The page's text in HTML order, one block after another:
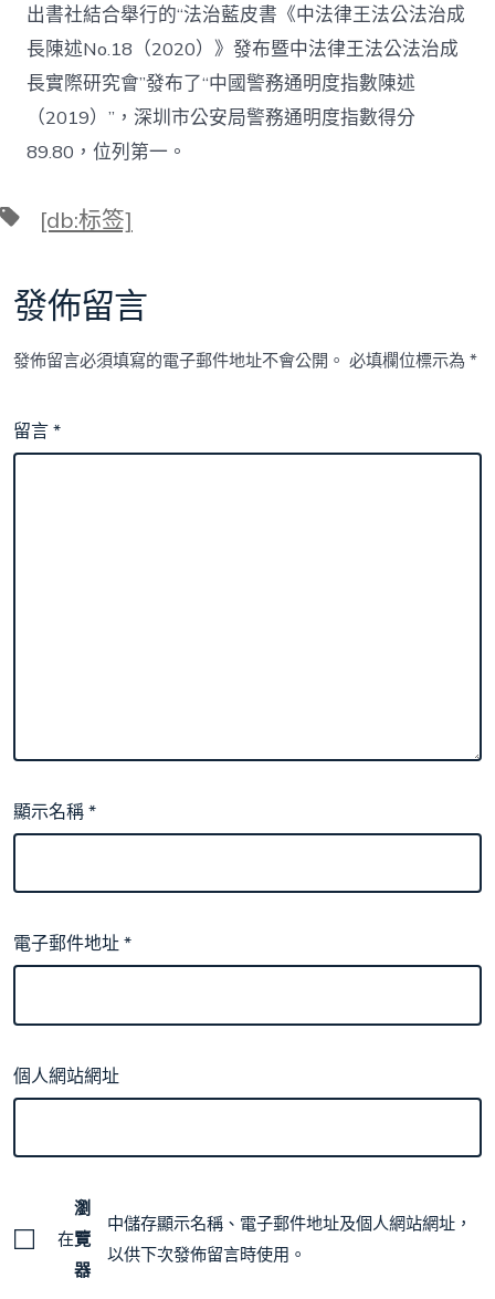
出書社結合舉行的“法治藍皮書《中法律王法公法治成
長陳述No.18（2020）》發布暨中法律王法公法治成
長實際研究會”發布了“中國警務通明度指數陳述
（2019）”，深圳市公安局警務通明度指數得分
89.80，位列第一。
標 [db:标签]
發佈留言
發佈留言必須填寫的電子郵件地址不會公開。 必填欄位標示為*
留言*
顯示名稱*
電子郵件地址*
個人網站網址
在
瀏
覽
器
中儲存顯示名稱、電子郵件地址及個人網站網址，
以供下次發佈留言時使用。